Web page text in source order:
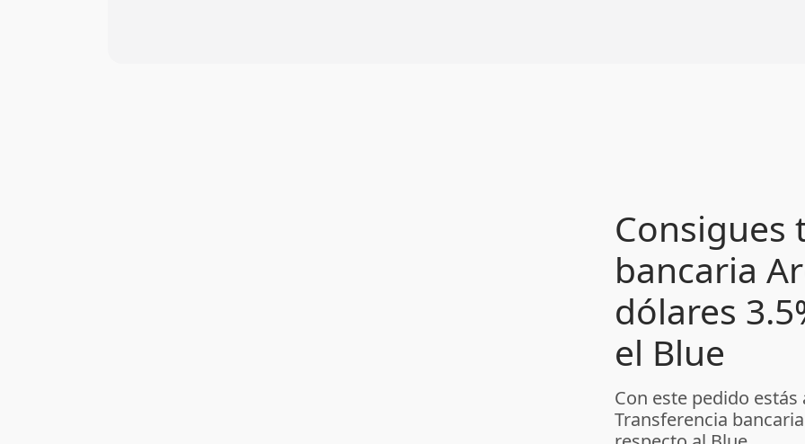
Consigues
bancaria
dólares
el Blue
Con este pedido estás
Transferencia